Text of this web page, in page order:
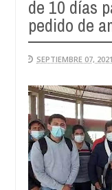
de 10 días
pedido de
SEPTIEMBRE 07, 2021